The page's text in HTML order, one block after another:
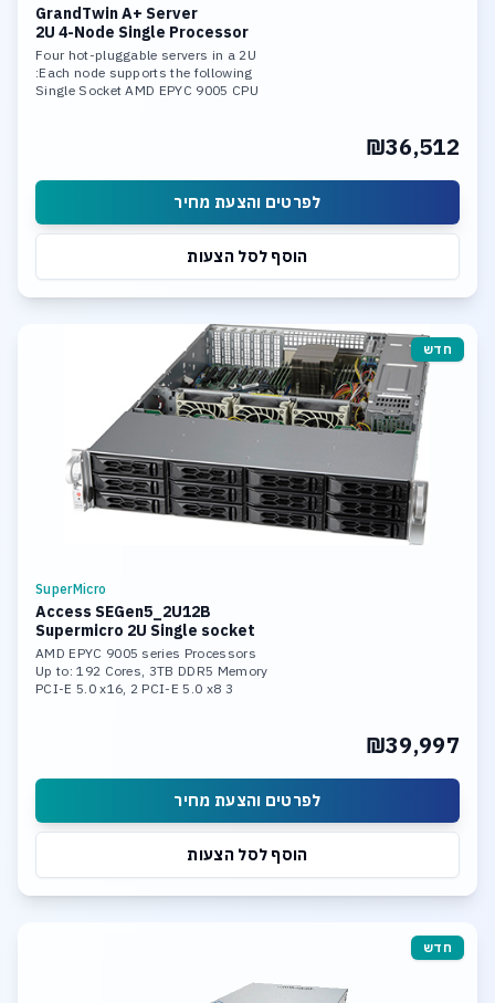
GrandTwin A+ Server
2U 4-Node Single Processor
Four hot-pluggable servers in a 2U
Each node supports the following:
Single Socket AMD EPYC 9005 CPU
₪36,512
לפרטים והצעת מחיר
הוסף לסל הצעות
חדש
SuperMicro
Access SEGen5_2U12B
Supermicro 2U Single socket
AMD EPYC 9005 series Processors
Up to: 192 Cores, 3TB DDR5 Memory
3 PCI-E 5.0 x16, 2 PCI-E 5.0 x8
₪39,997
לפרטים והצעת מחיר
הוסף לסל הצעות
חדש